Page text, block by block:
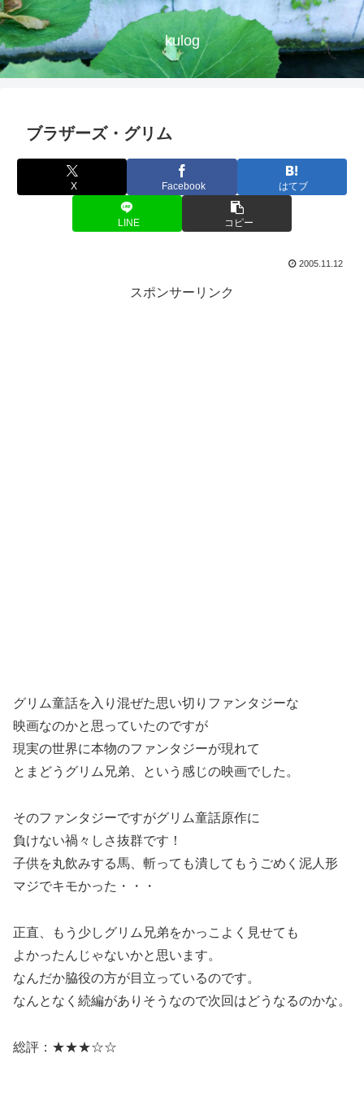
kulog
ブラザーズ・グリム
X Facebook はてブ
LINE コピー
2005.11.12
スポンサーリンク
グリム童話を入り混ぜた思い切りファンタジーな
映画なのかと思っていたのですが
現実の世界に本物のファンタジーが現れて
とまどうグリム兄弟、という感じの映画でした。
そのファンタジーですがグリム童話原作に
負けない禍々しさ抜群です！
子供を丸飲みする馬、斬っても潰してもうごめく泥人形
マジでキモかった・・・
正直、もう少しグリム兄弟をかっこよく見せても
よかったんじゃないかと思います。
なんだか脇役の方が目立っているのです。
なんとなく続編がありそうなので次回はどうなるのかな。
総評：★★★☆☆